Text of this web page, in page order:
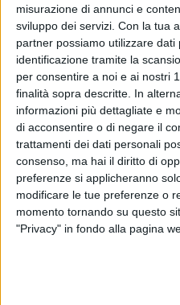
misurazione di annunci e
sviluppo dei servizi. Con la tua
partner possiamo utilizzare
identificazione tramite la
per consentire a noi e ai nostri
finalità sopra descritte. In
informazioni più dettagliate e
di acconsentire o di negare il
trattamenti dei dati personali
consenso, ma hai il diritto di
preferenze si applicheranno
modificare le tue preferenze o
momento tornando su questo
"Privacy" in fondo alla pagina
Si è registrata a Palombaio,
un'interruzione della fornitura
interessato diverse utenze.
l'intervento del sindaco
sindaco
Lillino Avellis
, che
Enelper riparare il guasto.
anche le segnalazioni